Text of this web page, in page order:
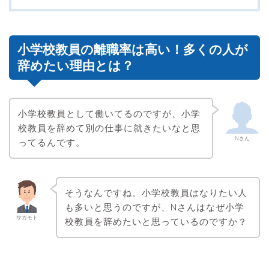
小学校教員の離職率は高い！多くの人が
辞めたい理由とは？
Nさん
小学校教員として働いてるのですが、小学
校教員を辞めて別の仕事に就きたいなと思
ってるんです。
サカモト
そうなんですね。小学校教員はなりたい人
も多いと思うのですが、Nさんはなぜ小学
校教員を辞めたいと思っているのですか？